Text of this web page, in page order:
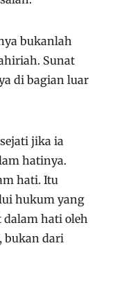
bukanlah
Sunat
di bagian luar
jika ia
hatinya.
hati. Itu
hukum yang
dalam hati oleh
bukan dari